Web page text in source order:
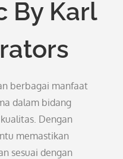
By Karl
berbagai manfaat
dalam bidang
Dengan
memastikan
sesuai dengan